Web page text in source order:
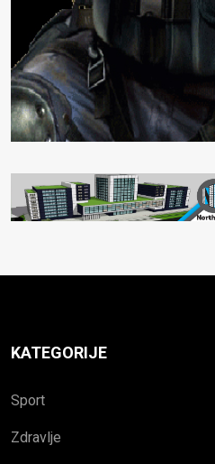
KATEGORIJE
Sport
Zdravlje